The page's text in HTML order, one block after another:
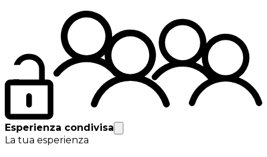
Esperienza condivisa
La tua esperienza